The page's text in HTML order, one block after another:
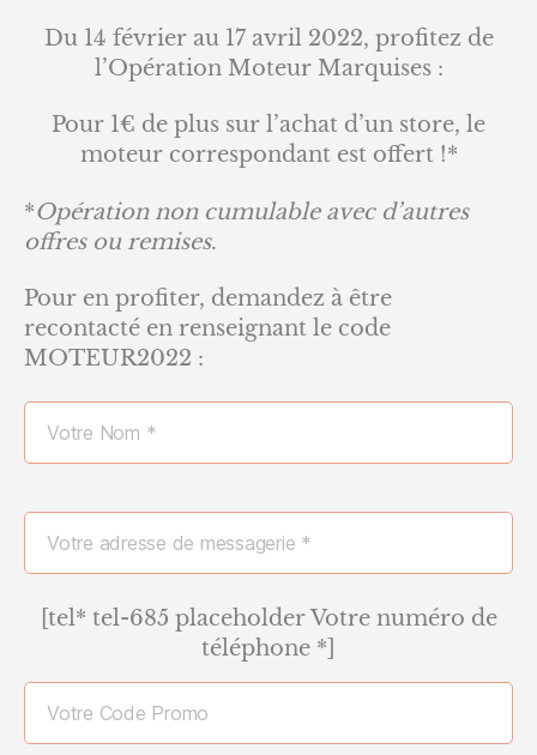
Du 14 février au 17 avril 2022, profitez de
l’Opération Moteur Marquises :
Pour 1€ de plus sur l’achat d’un store, le
moteur correspondant est offert !*
*Opération non cumulable avec d’autres
offres ou remises.
Pour en profiter, demandez à être
recontacté en renseignant le code
MOTEUR2022 :
[tel* tel-685 placeholder Votre numéro de
téléphone *]